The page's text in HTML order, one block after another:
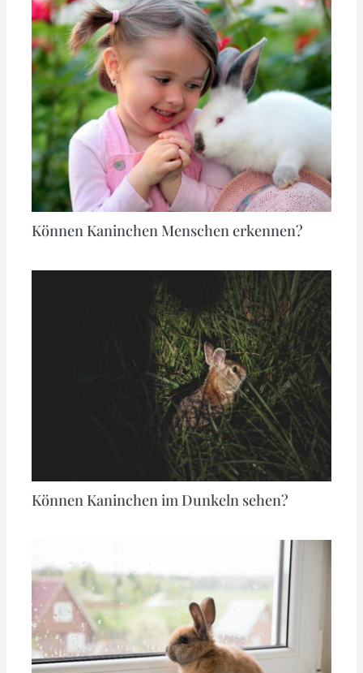
Können Kaninchen Menschen erkennen?
Können Kaninchen im Dunkeln sehen?